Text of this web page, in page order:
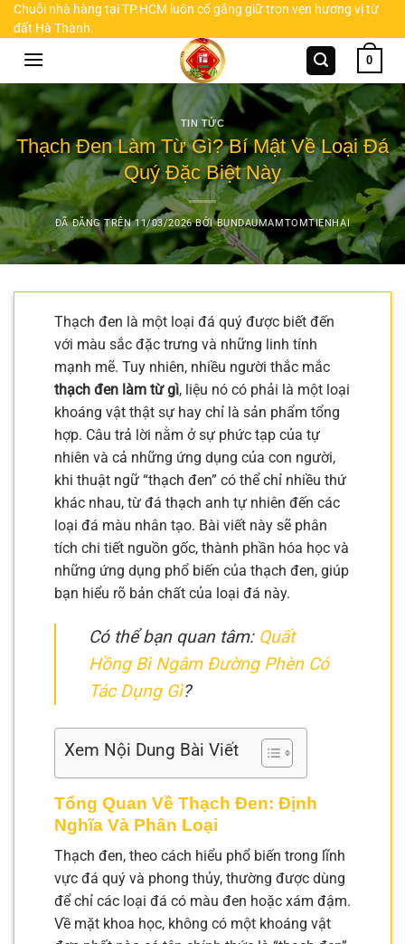
Chuyển
đến
Chuỗi nhà hàng tại TP.HCM luôn cố gắng giữ trọn vẹn hương vị từ
đất Hà Thành.
0
TIN TỨC
Thạch Đen Làm Từ Gì? Bí Mật Về Loại Đá
Quý Đặc Biệt Này
ĐÃ ĐĂNG TRÊN11/03/2026 BỞIBUNDAUMAMTOMTIENHAI
Thạch đen là một loại đá quý được biết đến
với màu sắc đặc trưng và những linh tính
mạnh mẽ. Tuy nhiên, nhiều người thắc mắc
thạch đen làm từ gì, liệu nó có phải là một loại
khoáng vật thật sự hay chỉ là sản phẩm tổng
hợp. Câu trả lời nằm ở sự phức tạp của tự
nhiên và cả những ứng dụng của con người,
khi thuật ngữ “thạch đen” có thể chỉ nhiều thứ
khác nhau, từ đá thạch anh tự nhiên đến các
loại đá màu nhân tạo. Bài viết này sẽ phân
tích chi tiết nguồn gốc, thành phần hóa học và
những ứng dụng phổ biến của thạch đen, giúp
bạn hiểu rõ bản chất của loại đá này.
Có thể bạn quan tâm: Quất
Hồng Bì Ngâm Đường Phèn Có
Tác Dụng Gì?
Xem Nội Dung Bài Viết
Tổng Quan Về Thạch Đen: Định
Nghĩa Và Phân Loại
Thạch đen, theo cách hiểu phổ biến trong lĩnh
vực đá quý và phong thủy, thường được dùng
để chỉ các loại đá có màu đen hoặc xám đậm.
Về mặt khoa học, không có một khoáng vật